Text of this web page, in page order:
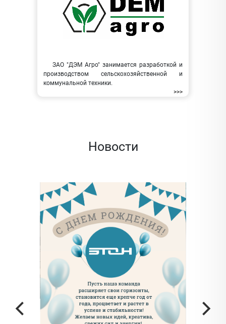
ЗАО "ДЭМ Агро" занимается разработкой и
производством сельскохозяйственной и
коммунальной техники.
>>>
Новости